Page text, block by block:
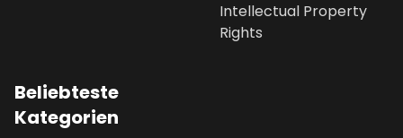
Intellectual Property
Rights
Beliebteste
Kategorien